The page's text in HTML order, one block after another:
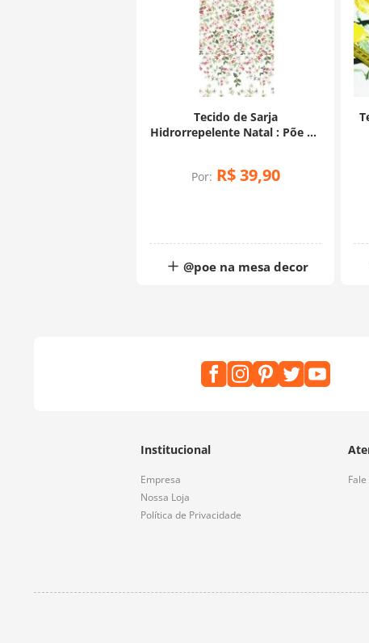
Tecido de Sarja
Hidrorrepelente Natal : Põe na
Por: R$39,90
@poe na mesa decor
Institucional
Empresa
Nossa Loja
Política de Privacidade